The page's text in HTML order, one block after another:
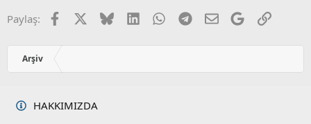
u
z
o
l
Paylaş: Facebook BlueskyLinkedInWhatsApp
Telegram
E-postaGoogleLink
Arşiv
HAKKIMIZDA